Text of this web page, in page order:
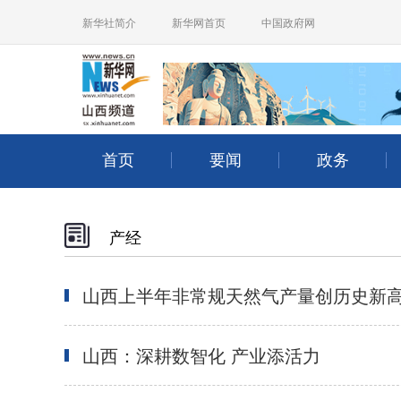
产经
山西上半年非常规天然气产量创历史新
山西：深耕数智化 产业添活力